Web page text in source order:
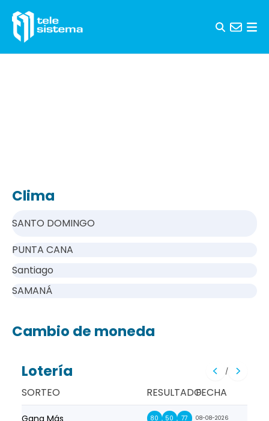
Clima
SANTO DOMINGO
PUNTA CANA
Santiago
SAMANÁ
Cambio de moneda
Lotería /
SORTEO RESULTADOFECHA
Gana Más 80 50 77 08-08-2026